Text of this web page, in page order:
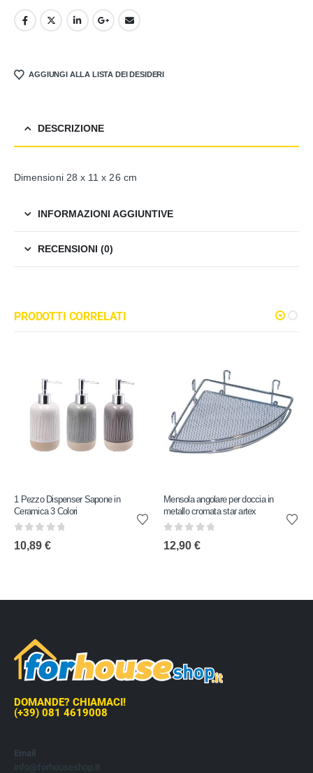
AGGIUNGI ALLA LISTA DEI DESIDERI
DESCRIZIONE
Dimensioni 28 x 11 x 26 cm
INFORMAZIONI AGGIUNTIVE
RECENSIONI (0)
PRODOTTI CORRELATI
1 Pezzo Dispenser Sapone in
Ceramica 3 Colori
0 out of 5
10,89 €
Mensola angolare per doccia in
metallo cromata star artex
0 out of 5
12,90 €
DOMANDE? CHIAMACI!
(+39) 081 4619008
Email
info@forhouseshop.it